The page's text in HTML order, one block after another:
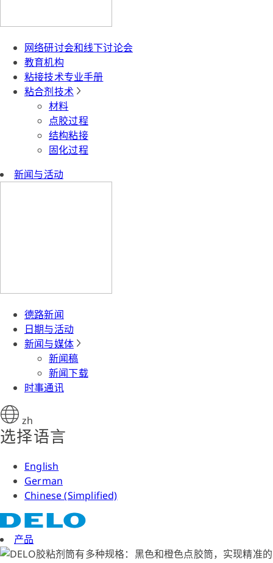
网络研讨会和线下讨论会
教育机构
粘接技术专业手册
粘合剂技术
材料
点胶过程
结构粘接
固化过程
新闻与活动
德路新闻
日期与活动
新闻与媒体
新闻稿
新闻下载
时事通讯
zh
选择语言
English
German
Chinese (Simplified)
产品